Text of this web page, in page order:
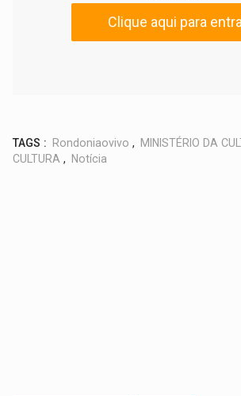
Clique aqui para
TAGS : Rondoniaovivo , MINISTÉRIO DA
CULTURA , Notícia